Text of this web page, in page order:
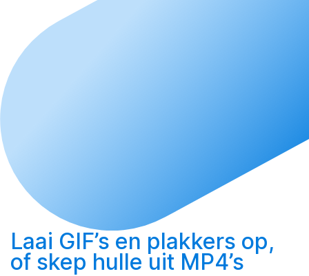
Laai GIF’s en plakkers op,
of skep hulle uit MP4’s